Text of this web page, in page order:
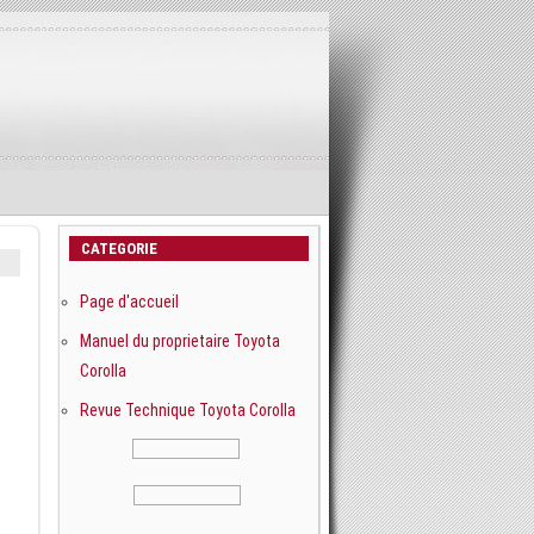
CATEGORIE
Page d'accueil
Manuel du proprietaire Toyota
Corolla
Revue Technique Toyota Corolla